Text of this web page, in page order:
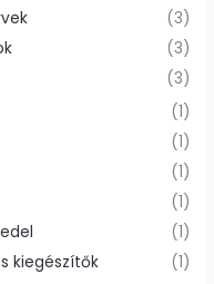
(3)
(3)
(3)
(1)
(1)
(1)
(1)
(1)
kiegészítők
(1)